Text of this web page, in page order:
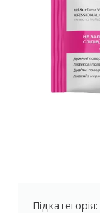
Підкатегорія: